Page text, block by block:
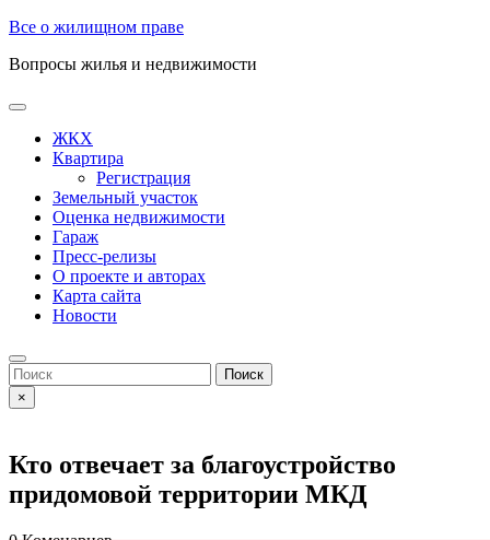
Skip
content
Все о жилищном праве
Вопросы жилья и недвижимости
Open
ButtonЖКХ
Квартира
Регистрация
Земельный участок
Оценка недвижимости
Гараж
Пресс-релизы
О проекте и авторах
Карта сайта
Новости
Close
Button
Search
for:
×
Кто отвечает за благоустройство
придомовой территории МКД